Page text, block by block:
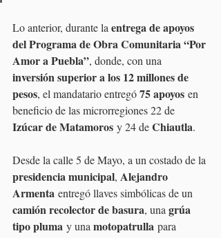
Lo anterior, durante la entrega de apoyos
del Programa de Obra Comunitaria “Por
Amor a Puebla”, donde, con una
inversión superior a los 12 millones de
pesos, el mandatario entregó 75 apoyos en
beneficio de las microrregiones 22 de
Izúcar de Matamoros y 24 de Chiautla.
Desde la calle 5 de Mayo, a un costado de la
presidencia municipal, Alejandro
Armenta entregó llaves simbólicas de un
camión recolector de basura, una grúa
tipo pluma y una motopatrulla para